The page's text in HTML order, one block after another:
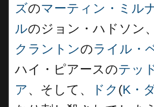
ズのマーティン・ミル
ルのジョン・ハドソン
クラントンのライル・
ハイ・ピアースのテッ
ア、そして、 ドク (K・